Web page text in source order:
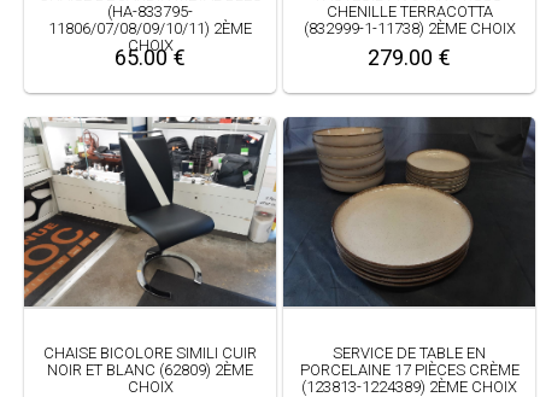
(HA-833795-
11806/07/08/09/10/11) 2ÈME
CHOIX
65.00 €
CHENILLE TERRACOTTA
(832999-1-11738) 2ÈME CHOIX
279.00 €
CHAISE BICOLORE SIMILI CUIR
NOIR ET BLANC (62809) 2ÈME
CHOIX
SERVICE DE TABLE EN
PORCELAINE 17 PIÈCES CRÈME
(123813-1224389) 2ÈME CHOIX